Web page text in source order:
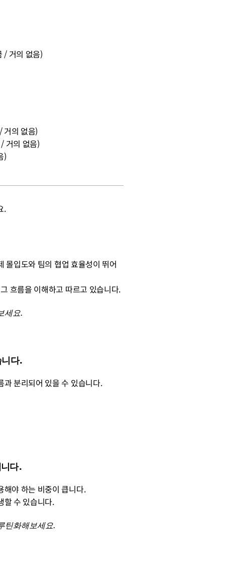
/ 거의 없음)
거의 없음)
거의 없음)
)
.
몰입도와 팀의 협업 효율성이 뛰어
흐름을 이해하고 따르고 있습니다.
세요.
니다.
과 분리되어 있을 수 있습니다.
다.
해야 하는 비중이 큽니다.
할 수 있습니다.
화해보세요.